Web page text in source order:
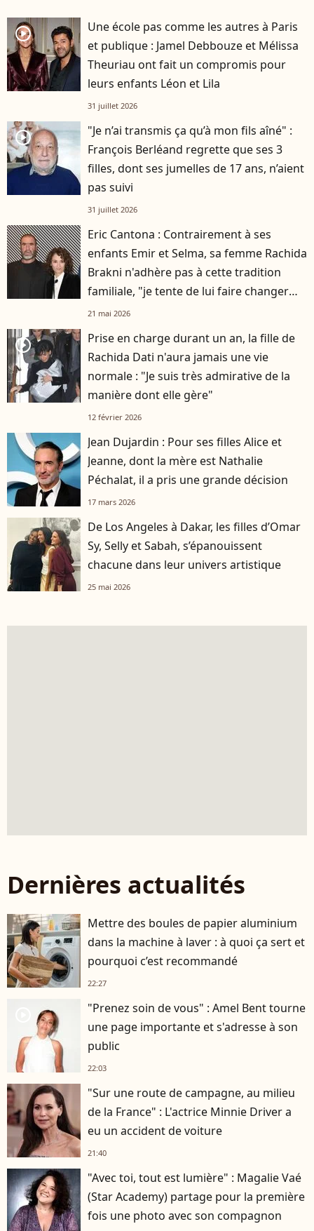
player2
Une école pas comme les autres à Paris
et publique : Jamel Debbouze et Mélissa
Theuriau ont fait un compromis pour
leurs enfants Léon et Lila
31 juillet 2026
player2
"Je n’ai transmis ça qu’à mon fils aîné" :
François Berléand regrette que ses 3
filles, dont ses jumelles de 17 ans, n’aient
pas suivi
31 juillet 2026
Eric Cantona : Contrairement à ses
enfants Emir et Selma, sa femme Rachida
Brakni n'adhère pas à cette tradition
familiale, "je tente de lui faire changer
d'avis"
21 mai 2026
player2
Prise en charge durant un an, la fille de
Rachida Dati n'aura jamais une vie
normale : "Je suis très admirative de la
manière dont elle gère"
12 février 2026
Jean Dujardin : Pour ses filles Alice et
Jeanne, dont la mère est Nathalie
Péchalat, il a pris une grande décision
17 mars 2026
De Los Angeles à Dakar, les filles d’Omar
Sy, Selly et Sabah, s’épanouissent
chacune dans leur univers artistique
25 mai 2026
Dernières actualités
Mettre des boules de papier aluminium
dans la machine à laver : à quoi ça sert et
pourquoi c’est recommandé
22:27
"Prenez soin de vous" : Amel Bent tourne
une page importante et s'adresse à son
public
22:03
"Sur une route de campagne, au milieu
de la France" : L'actrice Minnie Driver a
eu un accident de voiture
21:40
"Avec toi, tout est lumière" : Magalie Vaé
(Star Academy) partage pour la première
fois une photo avec son compagnon